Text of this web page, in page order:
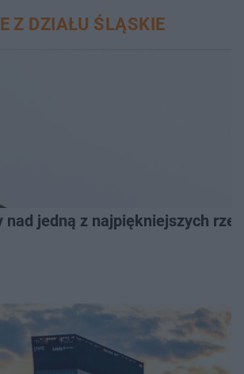
Z DZIAŁU ŚLĄSKIE
nad jedną z najpiękniejszych